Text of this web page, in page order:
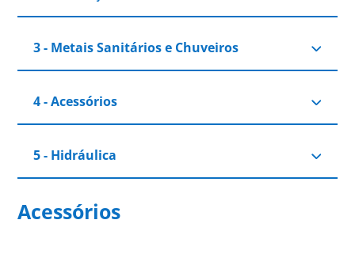
3 - Metais Sanitários e Chuveiros
4 - Acessórios
5 - Hidráulica
Acessórios